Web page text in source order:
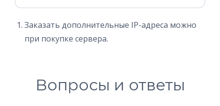
Заказать дополнительные IP-адреса можно
при покупке сервера.
Вопросы и ответы